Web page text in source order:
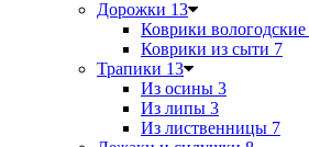
Дорожки 13
Коврики вологодские
Коврики из сыти 7
Трапики 13
Из осины 3
Из липы 3
Из лиственницы 7